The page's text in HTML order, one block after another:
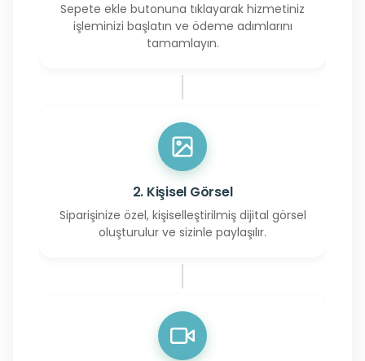
Sepete ekle butonuna tıklayarak hizmetiniz
işleminizi başlatın ve ödeme adımlarını
tamamlayın.
2. Kişisel Görsel
Siparişinize özel, kişiselleştirilmiş dijital görsel
oluşturulur ve sizinle paylaşılır.